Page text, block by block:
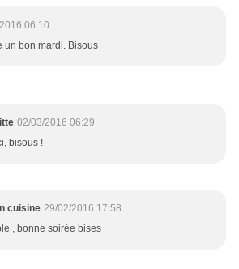
06:10
un bon mardi. Bisous
02/03/2016 06:29
bisous !
cuisine 29/02/2016 17:58
, bonne soirée bises